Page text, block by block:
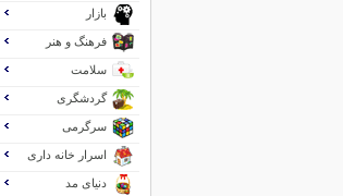
بازار
فرهنگ و هنر
سلامت
گردشگری
سرگرمی
اسرار خانه داری
دنیای مد